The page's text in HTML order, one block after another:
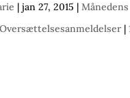
| jan 27, 2015 | Månedens
Oversættelsesanmeldelser|